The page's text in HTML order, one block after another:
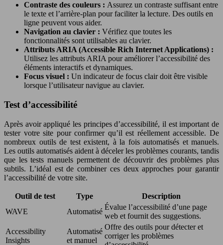
Contraste des couleurs : Assurez un contraste suffisant entre
le texte et l’arrière-plan pour faciliter la lecture. Des outils en
ligne peuvent vous aider.
Navigation au clavier : Vérifiez que toutes les
fonctionnalités sont utilisables au clavier.
Attributs ARIA (Accessible Rich Internet Applications) :
Utilisez les attributs ARIA pour améliorer l’accessibilité des
éléments interactifs et dynamiques.
Focus visuel : Un indicateur de focus clair doit être visible
lorsque l’utilisateur navigue au clavier.
Test d’accessibilité
Après avoir appliqué les principes d’accessibilité, il est important de
tester votre site pour confirmer qu’il est réellement accessible. De
nombreux outils de test existent, à la fois automatisés et manuels.
Les outils automatisés aident à déceler les problèmes courants, tandis
que les tests manuels permettent de découvrir des problèmes plus
subtils. L’idéal est de combiner ces deux approches pour garantir
l’accessibilité de votre site.
Outil de test Type
Description
WAVE
Automatisé
Évalue l’accessibilité d’une page
web et fournit des suggestions.
Accessibility
Insights
Automatisé
et manuel
Offre des outils pour détecter et
corriger les problèmes